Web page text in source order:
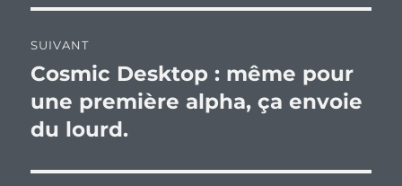
SUIVANT
Publication
suivante :
Cosmic Desktop : même pour
une première alpha, ça envoie
du lourd.